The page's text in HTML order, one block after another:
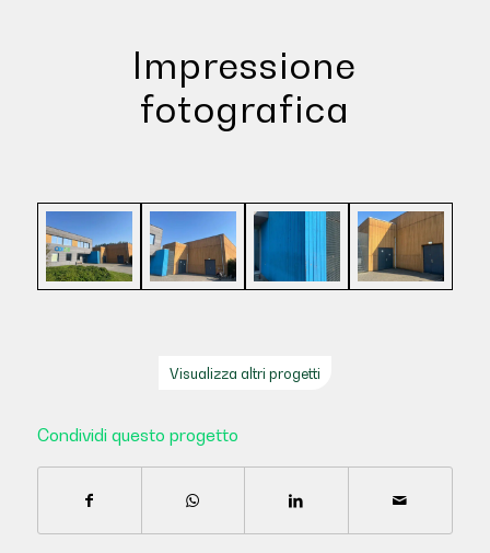
Impressione
fotografica
Visualizza altri progetti
Condividi questo progetto